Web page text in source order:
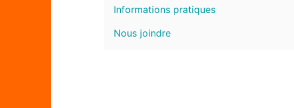
Informations pratiques
Nous joindre